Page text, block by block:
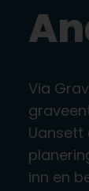
Via
Uansett
inn en